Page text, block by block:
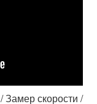
Замер скорости /